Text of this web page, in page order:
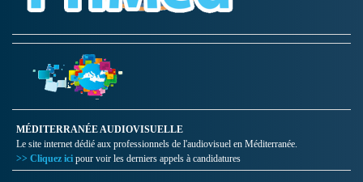
MÉDITERRANÉE AUDIOVISUELLE
Le site internet dédié aux professionnels de l'audiovisuel en Méditerranée.
>> Cliquez ici pour voir les derniers appels à candidatures